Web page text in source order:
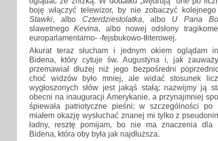
boję włączyć telewizor, by nie zobaczyć
Stawki , albo Czterdziestolatka , albo U Pana
sławetnego Kevina , albo nowej odsłony
europarlamentarno- -fejsbukowo-tłiterowej.
Akurat teraz słucham i jednym okiem oglądam
Bidena, który cytuje św. Augustyna i, jak
przemawiał dłużej niż jego bezpośredni
choć widzów było mniej, ale widać stosunek
wygłoszonych słów jest jakąś stałą; nazwijmy ją
obecni na inauguracji Amerykanie, a przynajmniej
śpiewała patriotyczne pieśni; w szczególności
miałem okazję wysłuchać znanej mi tylko z
ładny, resztę pomijam, bo nie ma znaczenia dla
Bidena, która oby była jak najdłuższa.